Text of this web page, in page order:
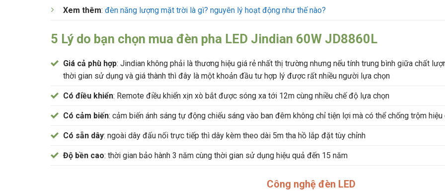
Xem thêm: đèn năng lượng mặt trời là gì? nguyên lý hoạt động như thế nào?
5 Lý do bạn chọn mua đèn pha LED Jindian 60W JD8860L
Giá cả phù hợp: Jindian không phải là thương hiệu giá rẻ nhất thị trường nhưng nếu tính trung bình giữa chất
thời gian sử dụng và giá thành thì đây là một khoản đầu tư hợp lý được rất nhiều người lựa chọn
Có điều khiển: Remote điều khiển xịn xò bắt được sóng xa tới 12m cùng nhiều chế độ lựa chọn
Có cảm biến: cảm biến ánh sáng tự động chiếu sáng vào ban đêm không chỉ tiện lợi mà có thể chống trộm hiệu
Có sẵn dây: ngoài dây đấu nối trực tiếp thì dây kèm theo dài 5m tha hồ lắp đặt tùy chỉnh
Độ bền cao: thời gian bảo hành 3 năm cùng thời gian sử dụng hiệu quả đến 15 năm
Công nghệ đèn LED